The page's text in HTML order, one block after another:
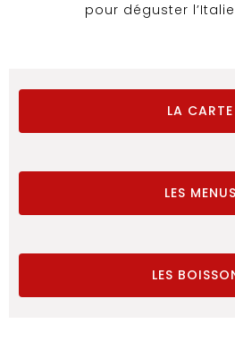
pour déguster
LA CARTE
LES MENUS
LES